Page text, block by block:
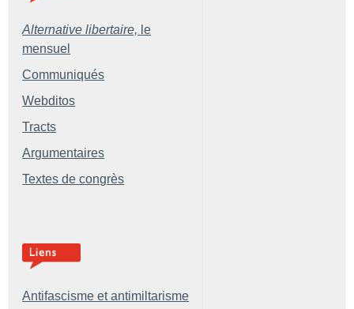
Alternative libertaire, le
mensuel
Communiqués
Webditos
Tracts
Argumentaires
Textes de congrès
Antifascisme et antimiltarisme